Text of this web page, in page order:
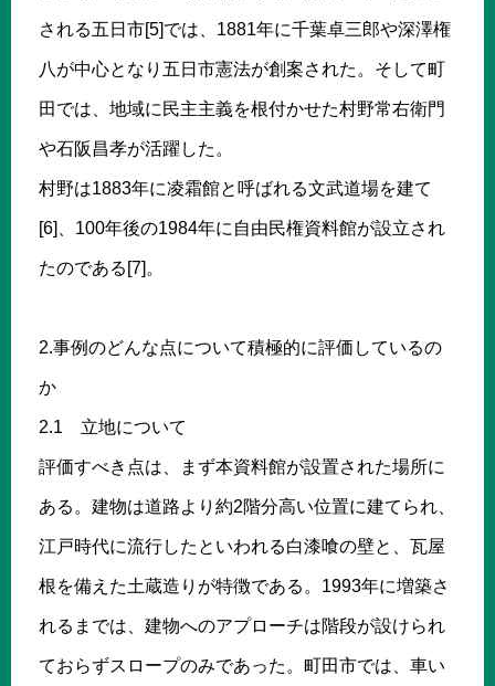
される五日市[5]では、1881年に千葉卓三郎や深澤権
八が中心となり五日市憲法が創案された。そして町
田では、地域に民主主義を根付かせた村野常右衛門
や石阪昌孝が活躍した。
村野は1883年に凌霜館と呼ばれる文武道場を建て
[6]、100年後の1984年に自由民権資料館が設立され
たのである[7]。
2.事例のどんな点について積極的に評価しているの
か
2.1 立地について
評価すべき点は、まず本資料館が設置された場所に
ある。建物は道路より約2階分高い位置に建てられ、
江戸時代に流行したといわれる白漆喰の壁と、瓦屋
根を備えた土蔵造りが特徴である。1993年に増築さ
れるまでは、建物へのアプローチは階段が設けられ
ておらずスロープのみであった。町田市では、車い